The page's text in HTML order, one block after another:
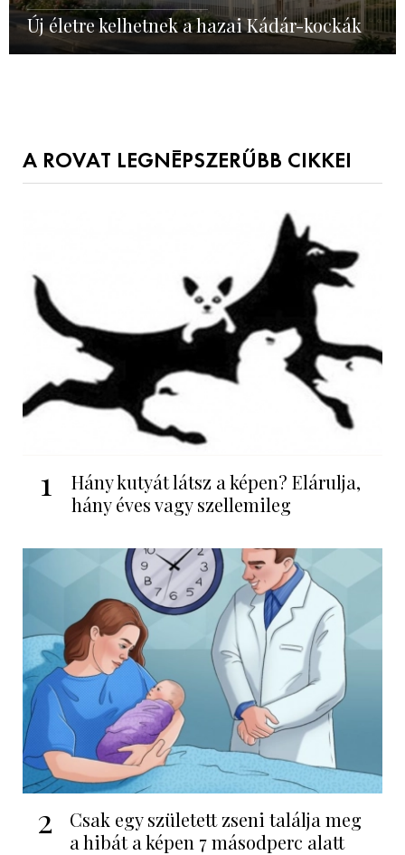
Új életre kelhetnek a hazai Kádár-kockák
A ROVAT LEGNÉPSZERŰBB CIKKEI
1
Hány kutyát látsz a képen? Elárulja,
hány éves vagy szellemileg
2
Csak egy született zseni találja meg
a hibát a képen 7 másodperc alatt